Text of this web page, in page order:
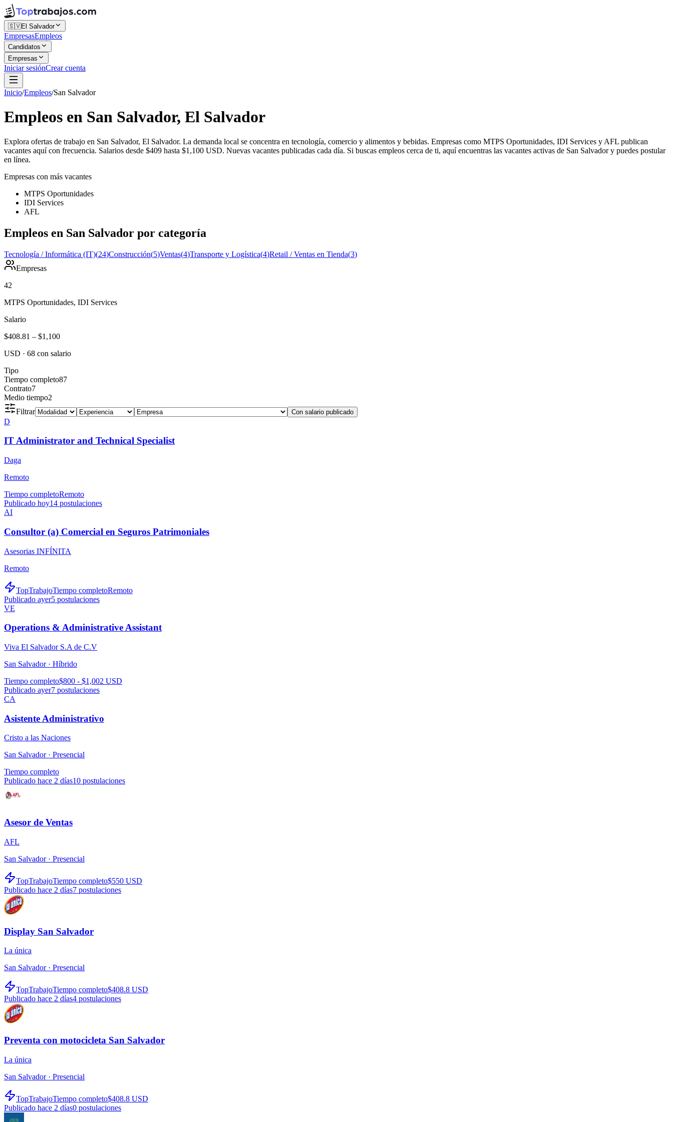
🇸🇻El Salvador
EmpresasEmpleos
Candidatos
Empresas
Iniciar sesiónCrear cuenta
Inicio/Empleos/San Salvador
Empleos en San Salvador, El Salvador
Explora ofertas de trabajo en San Salvador, El Salvador. La demanda local se concentra en tecnología, comercio y alimentos y bebidas. Empresas como MTPS Oportunidades, IDI Services y AFL publican
vacantes aquí con frecuencia. Salarios desde $409 hasta $1,100 USD. Nuevas vacantes publicadas cada día. Si buscas empleos cerca de ti, aquí encuentras las vacantes activas de San Salvador y puedes postular
en línea.
Empresas con más vacantes
MTPS Oportunidades
IDI Services
AFL
Empleos en San Salvador por categoría
Tecnología / Informática (IT)(24)Construcción(5)Ventas(4)Transporte y Logística(4)Retail / Ventas en Tienda(3)
Empresas
42
MTPS Oportunidades, IDI Services
Salario
$408.81 – $1,100
USD · 68 con salario
Tipo
Tiempo completo87
Contrato7
Medio tiempo2
Filtrar
Con salario publicado
D
IT Administrator and Technical Specialist
Daga
Remoto
Tiempo completoRemoto
Publicado hoy14 postulaciones
AI
Consultor (a) Comercial en Seguros Patrimoniales
Asesorias INFÍNITA
Remoto
TopTrabajoTiempo completoRemoto
Publicado ayer5 postulaciones
VE
Operations & Administrative Assistant
Viva El Salvador S.A de C.V
San Salvador · Híbrido
Tiempo completo$800 - $1,002 USD
Publicado ayer7 postulaciones
CA
Asistente Administrativo
Cristo a las Naciones
San Salvador · Presencial
Tiempo completo
Publicado hace 2 días10 postulaciones
Asesor de Ventas
AFL
San Salvador · Presencial
TopTrabajoTiempo completo$550 USD
Publicado hace 2 días7 postulaciones
Display San Salvador
La única
San Salvador · Presencial
TopTrabajoTiempo completo$408.8 USD
Publicado hace 2 días4 postulaciones
Preventa con motocicleta San Salvador
La única
San Salvador · Presencial
TopTrabajoTiempo completo$408.8 USD
Publicado hace 2 días0 postulaciones